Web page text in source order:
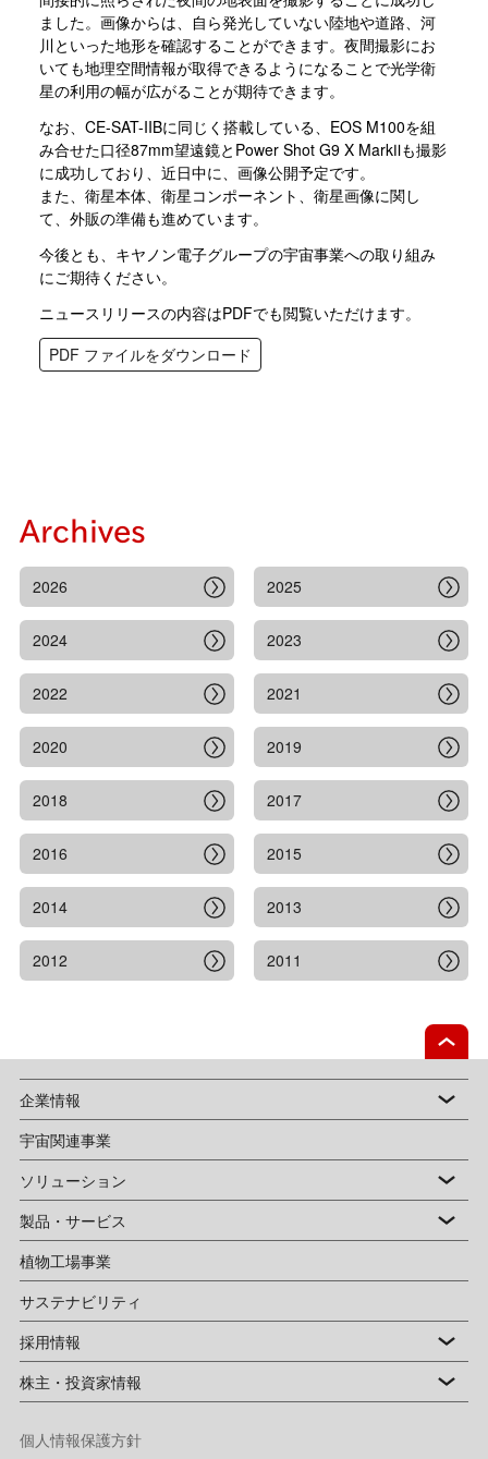
ました。画像からは、自ら発光していない陸地や道路、河
川といった地形を確認することができます。夜間撮影にお
いても地理空間情報が取得できるようになることで光学衛
星の利用の幅が広がることが期待できます。
なお、CE-SAT-IIBに同じく搭載している、EOS M100を組
み合せた口径87mm望遠鏡とPower Shot G9 X MarkⅡも撮影
に成功しており、近日中に、画像公開予定です。
また、衛星本体、衛星コンポーネント、衛星画像に関し
て、外販の準備も進めています。
今後とも、キヤノン電子グループの宇宙事業への取り組み
にご期待ください。
ニュースリリースの内容はPDFでも閲覧いただけます。
PDF ファイルをダウンロード
Archives
2026 2025
2024 2023
2022 2021
2020 2019
2018 2017
2016 2015
2014 2013
2012 2011
企業情報
宇宙関連事業
ソリューション
製品・サービス
植物工場事業
サステナビリティ
採用情報
株主・投資家情報
個人情報保護方針